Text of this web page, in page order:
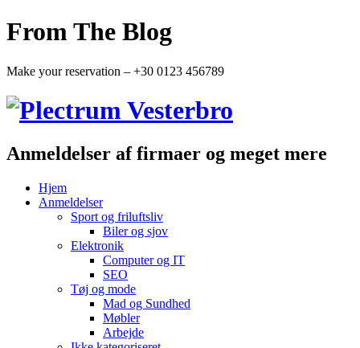
From The Blog
Make your reservation – +30 0123 456789
Anmeldelser af firmaer og meget mere
Hjem
Anmeldelser
Sport og friluftsliv
Biler og sjov
Elektronik
Computer og IT
SEO
Tøj og mode
Mad og Sundhed
Møbler
Arbejde